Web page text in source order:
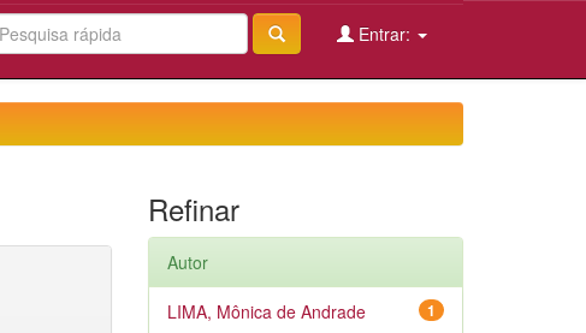
Entrar:
Refinar
Autor
1
LIMA, Mônica de Andrade